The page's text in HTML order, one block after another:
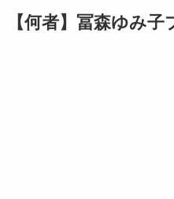
【何者】 冨森ゆみ子